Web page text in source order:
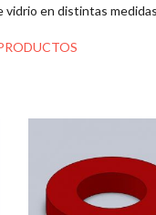
vidrio en distintas